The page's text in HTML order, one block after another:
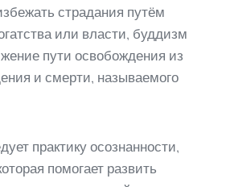
страдания путём
или власти, буддизм
пути освобождения из
и смерти, называемого
практику осознанности,
помогает развить